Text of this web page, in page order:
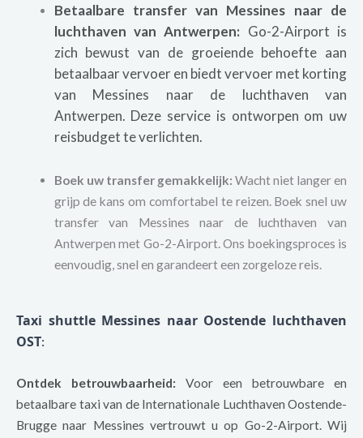
Betaalbare transfer van Messines naar de
luchthaven van Antwerpen: Go-2-Airport is
zich bewust van de groeiende behoefte aan
betaalbaar vervoer en biedt vervoer met korting
van Messines naar de luchthaven van
Antwerpen. Deze service is ontworpen om uw
reisbudget te verlichten.
Boek uw transfer gemakkelijk: Wacht niet langer en
grijp de kans om comfortabel te reizen. Boek snel uw
transfer van Messines naar de luchthaven van
Antwerpen met Go-2-Airport. Ons boekingsproces is
eenvoudig, snel en garandeert een zorgeloze reis.
Taxi shuttle Messines naar Oostende luchthaven
OST:
Ontdek betrouwbaarheid: Voor een betrouwbare en
betaalbare taxi van de Internationale Luchthaven Oostende-
Brugge naar Messines vertrouwt u op Go-2-Airport. Wij